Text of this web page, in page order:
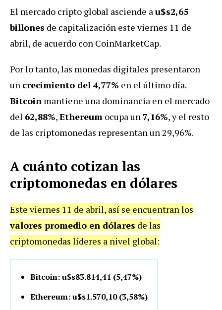
El mercado cripto global asciende au$s2,65
billones de capitalización este viernes 11 de
abril, de acuerdo con CoinMarketCap.
Por lo tanto, las monedas digitales presentaron
un crecimiento del 4,77% en el último día.
Bitcoin mantiene una dominancia en el mercado
del 62,88%,Ethereum ocupa un7,16%, y el resto
de las criptomonedas representan un 29,96%.
A cuánto cotizan las
criptomonedas en dólares
Este viernes 11 de abril, así se encuentran los
valores promedio en dólares de las
criptomonedas líderes a nivel global:
Bitcoin: u$s83.814,41 (5,47%)
Ethereum: u$s1.570,10 (3,58%)